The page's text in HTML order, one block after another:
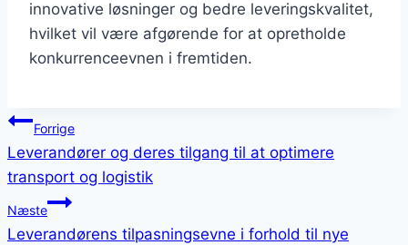
innovative løsninger og bedre leveringskvalitet,
hvilket vil være afgørende for at opretholde
konkurrenceevnen i fremtiden.
Indlægsnavigation
Forrige
Leverandører og deres tilgang til at optimere
transport og logistik
Næste
Leverandørens tilpasningsevne i forhold til nye